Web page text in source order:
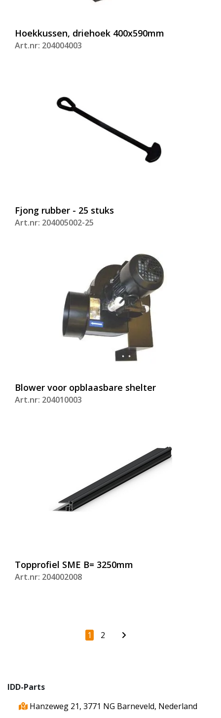
Hoekkussen, driehoek 400x590mm
Art.nr: 204004003
Fjong rubber - 25 stuks
Art.nr: 204005002-25
Blower voor opblaasbare shelter
Art.nr: 204010003
Topprofiel SME B= 3250mm
Art.nr: 204002008
1 2
IDD-Parts
Hanzeweg 21, 3771 NG Barneveld, Nederland